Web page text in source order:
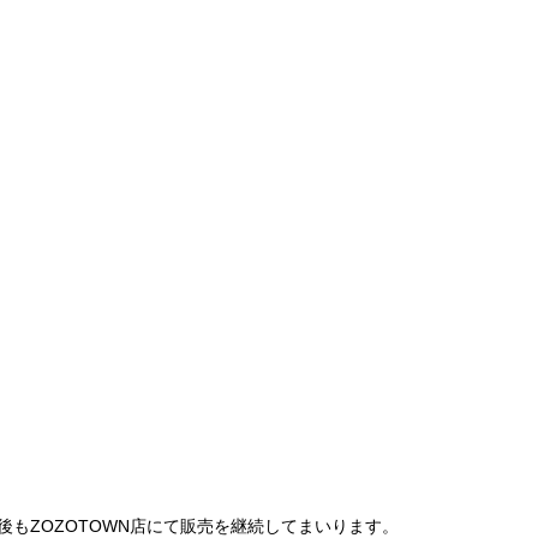
ZOZOTOWN店にて販売を継続してまいります。